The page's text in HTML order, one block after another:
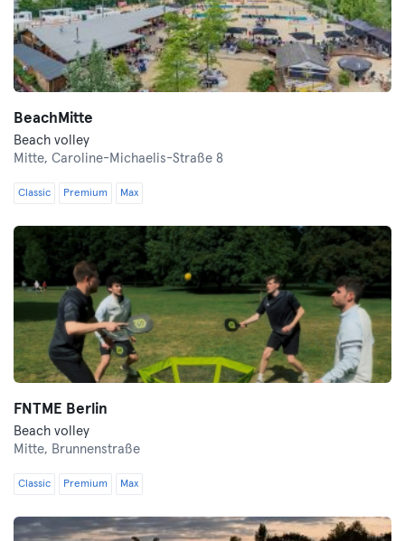
BeachMitte
Beach volley
Mitte, Caroline-Michaelis-Straße 8
Classic Premium Max
FNTME Berlin
Beach volley
Mitte, Brunnenstraße
Classic Premium Max